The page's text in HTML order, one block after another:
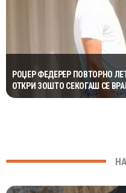
РОЏЕР ФЕДЕРЕР ПОВТОРНО
ОТКРИ ЗОШТО СЕКОГАШ СЕ